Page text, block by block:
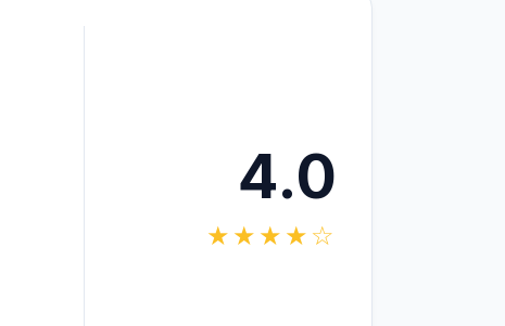
4.0
★★★★☆